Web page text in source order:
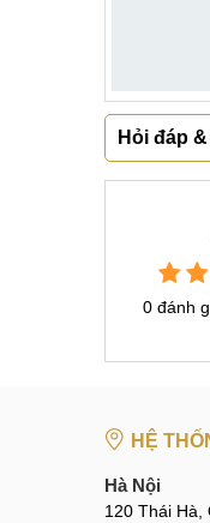
Hỏi đáp
0 đánh
HỆ
Hà Nội
120 Thái